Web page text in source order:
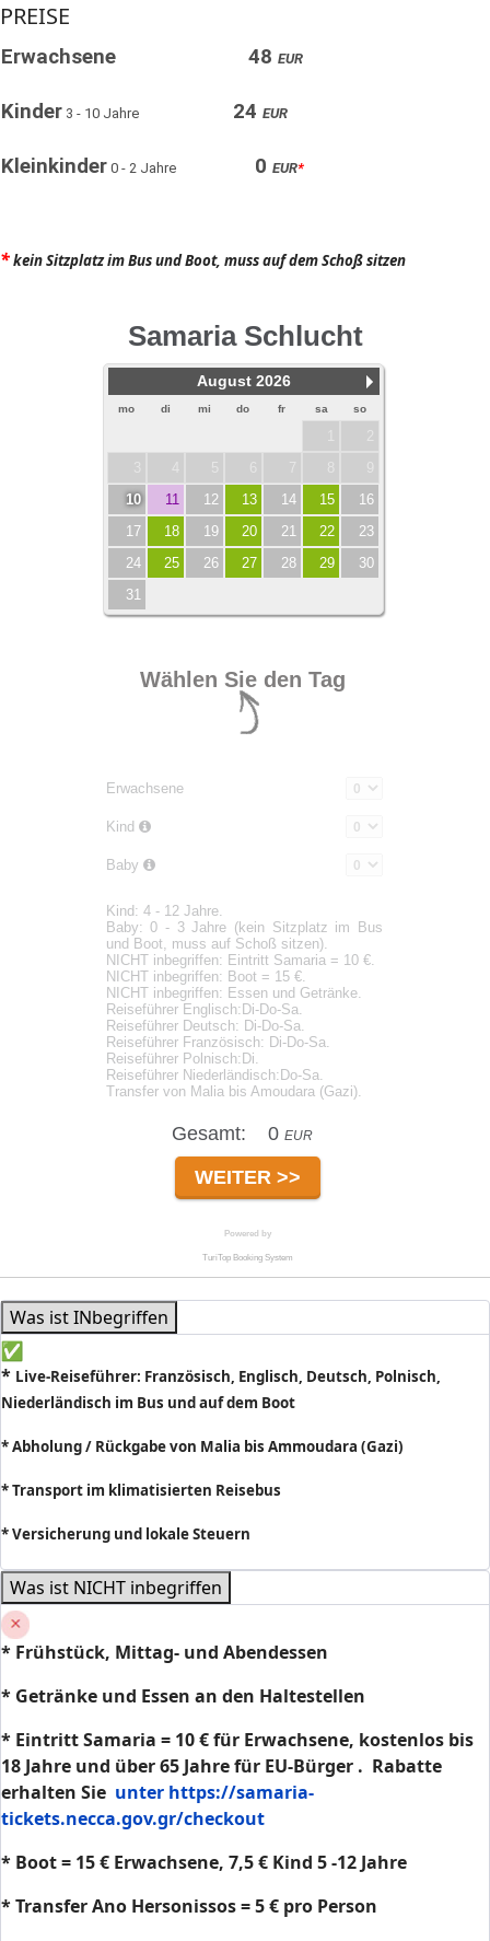
PREISE
Erwachsene 48 EUR
Kinder 3 - 10 Jahre 24 EUR
Kleinkinder 0 - 2 Jahre 0 EUR*
*kein Sitzplatz im Bus und Boot, muss auf dem Schoß sitzen
Was ist INbegriffen
* Live-Reiseführer: Französisch, Englisch, Deutsch, Polnisch,
Niederländisch im Bus und auf dem Boot
* Abholung / Rückgabe von Malia bis Ammoudara (Gazi)
* Transport im klimatisierten Reisebus
* Versicherung und lokale Steuern
Was ist NICHT inbegriffen
* Frühstück, Mittag- und Abendessen
* Getränke und Essen an den Haltestellen
* Eintritt Samaria = 10 € für Erwachsene, kostenlos bis
18 Jahre und über 65 Jahre für EU-Bürger . Rabatte
erhalten Sie unter https://samaria-
tickets.necca.gov.gr/checkout
* Boot = 15 € Erwachsene, 7,5 € Kind 5 -12 Jahre
* Transfer Ano Hersonissos = 5 € pro Person